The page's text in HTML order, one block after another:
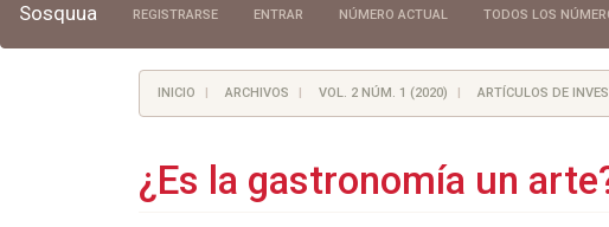
Barra
lateral
Sosquua REGISTRARSE ENTRAR NÚMERO ACTUAL TODOS LOS
INICIO ARCHIVOS VOL. 2 NÚM. 1 (2020) ARTÍCULOS DE
¿Es la gastronomía un